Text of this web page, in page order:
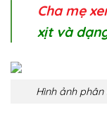
Cha mẹ
xịt và
Hình ảnh